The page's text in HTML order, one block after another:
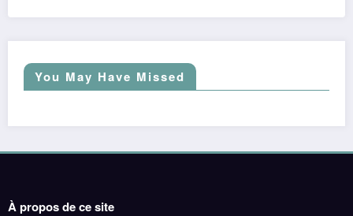
You May Have Missed
À propos de ce site